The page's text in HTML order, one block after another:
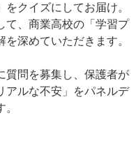
クイズにしてお届け。
て、商業高校の「学習プ
深めていただきます。
質問を募集し、保護者が
アルな不安」をパネルデ